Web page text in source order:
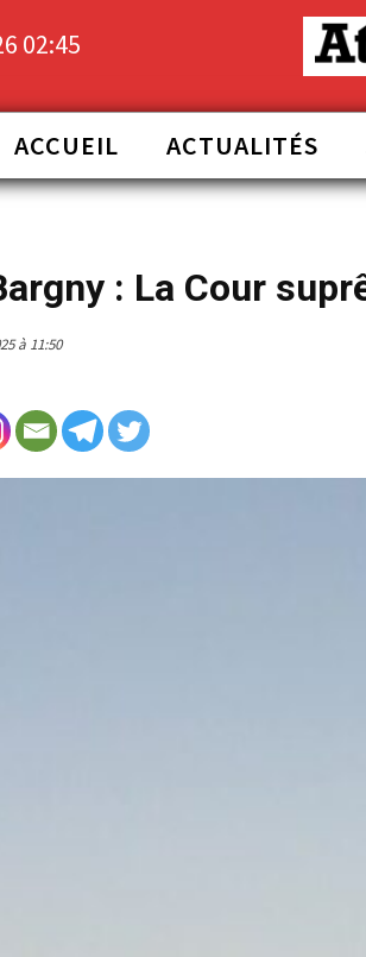
02:45
ACCUEIL ACTUALITÉS
: La Cour
à 11:50